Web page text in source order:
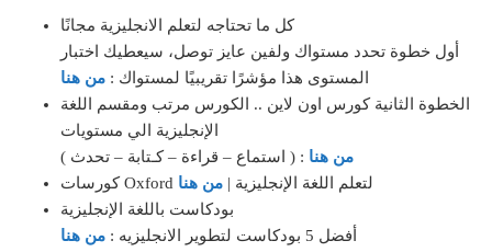
كل ما تحتاجه لتعلم الانجليزية مجانًا
أول خطوة تحدد مستواك ولفين عايز توصل، سيعطيك اختبار
المستوى هذا مؤشرًا تقريبيًا لمستواك : من هنا
الخطوة الثانية كورس اون لاين .. الكورس مرتب ومقسم اللغة
الإنجليزية الي مستويات
( استماع – قراءة – كـتابة – تحدث ) : من هنا
كورسات Oxford لتعلم اللغة الإنجليزية | من هنا
بودكاست باللغة الإنجليزية
أفضل 5 بودكاست لتطوير الانجليزيه :
من هنا